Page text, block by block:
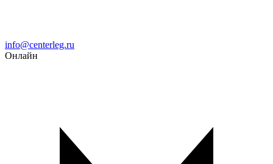
Email
info@centerleg.ru
Онлайн